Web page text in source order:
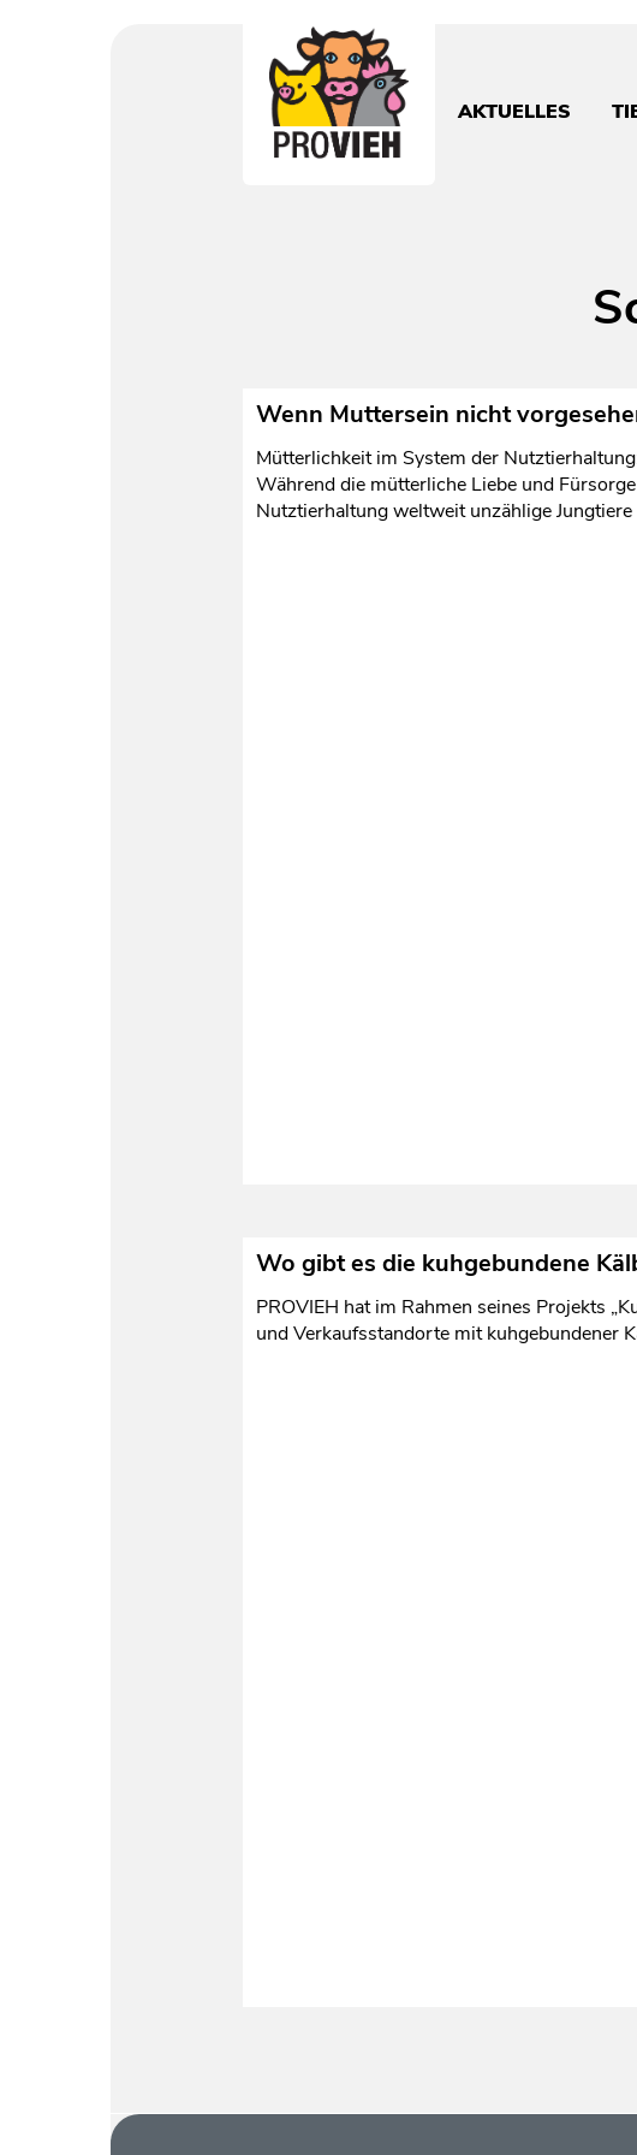
leben.AKTUELLES
Wenn Muttersein nicht
Mütterlichkeit im System der
Während die mütterliche Liebe und
Nutztierhaltung weltweit unzählige
Wo gibt es die kuhgebundene
PROVIEH hat im Rahmen seines Projekts
und Verkaufsstandorte mit kuhgebundener